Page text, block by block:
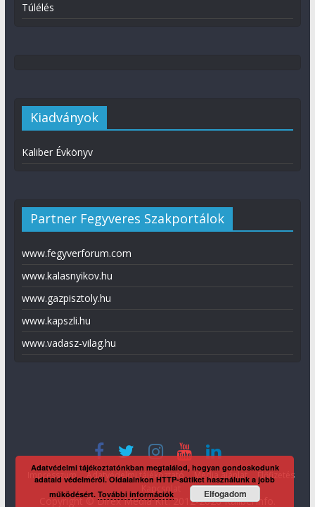
Túlélés
Kiadványok
Kaliber Évkönyv
Partner Fegyveres Szakportálok
www.fegyverforum.com
www.kalasnyikov.hu
www.gazpisztoly.hu
www.kapszli.hu
www.vadasz-vilag.hu
Impresszum Adatvédelmi tájékoztató Média ajánlat
Előfizetés
Copyright © Direx Média Kft. 2012-2026KaliberInfo
Adatvédelmi tájékoztatónkban megtalálod, hogyan gondoskodunk
adataid védelméről. Oldalainkon HTTP-sütiket használunk a jobb
működésért.További információk Elfogadom